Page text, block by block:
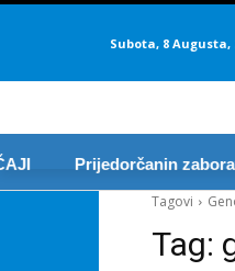
Subota, 8 Augusta,
Prijedorčanin
Tagovi
Tag: